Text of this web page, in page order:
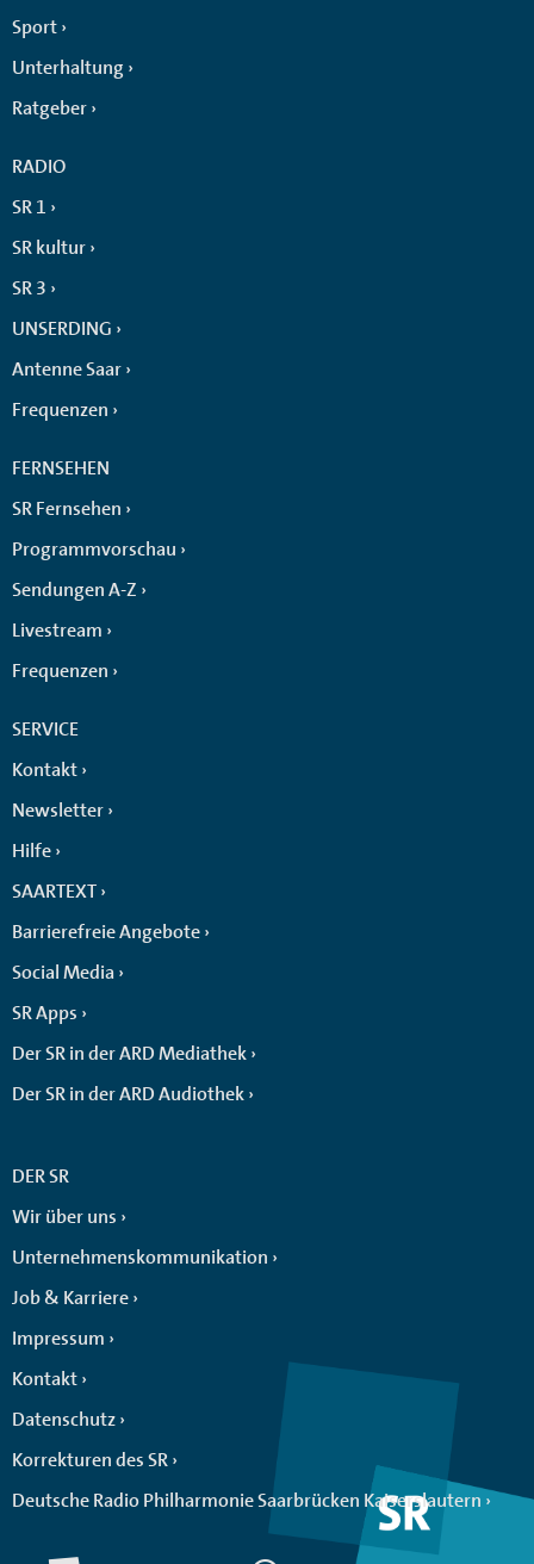
Sport
Unterhaltung
Ratgeber
RADIO
SR 1
SR kultur
SR 3
UNSERDING
Antenne Saar
Frequenzen
FERNSEHEN
SR Fernsehen
Programmvorschau
Sendungen A-Z
Livestream
Frequenzen
SERVICE
Kontakt
Newsletter
Hilfe
SAARTEXT
Barrierefreie Angebote
Social Media
SR Apps
Der SR in der ARD Mediathek
Der SR in der ARD Audiothek
DER SR
Wir über uns
Unternehmenskommunikation
Job & Karriere
Impressum
Kontakt
Datenschutz
Korrekturen des SR
Deutsche Radio Philharmonie Saarbrücken Kaiserslautern